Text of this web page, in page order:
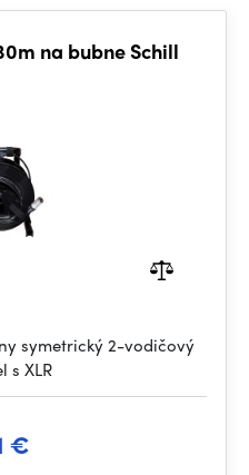
na bubne Schill
symetrický 2-vodičový
s XLR
€